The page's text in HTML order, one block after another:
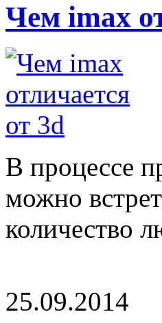
Чем imax
В процессе
можно
количество
25.09.2014